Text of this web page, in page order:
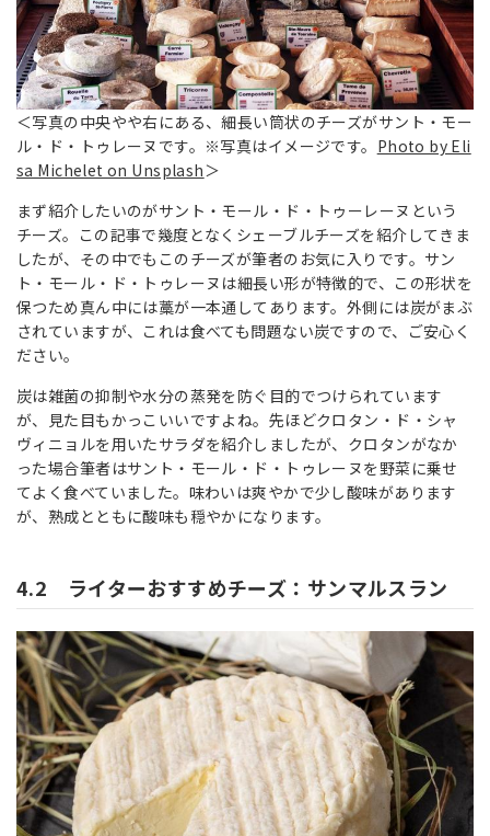
＜写真の中央やや右にある、細長い筒状のチーズがサント・モー
ル・ド・トゥレーヌです。※写真はイメージです。 Photo by Eli
sa Michelet on Unsplash ＞
まず紹介したいのがサント・モール・ド・トゥーレーヌという
チーズ。この記事で幾度となくシェーブルチーズを紹介してきま
したが、その中でもこのチーズが筆者のお気に入りです。サン
ト・モール・ド・トゥレーヌは細長い形が特徴的で、この形状を
保つため真ん中には藁が一本通してあります。外側には炭がまぶ
されていますが、これは食べても問題ない炭ですので、ご安心く
ださい。
炭は雑菌の抑制や水分の蒸発を防ぐ目的でつけられています
が、見た目もかっこいいですよね。先ほどクロタン・ド・シャ
ヴィニョルを用いたサラダを紹介しましたが、クロタンがなか
った場合筆者はサント・モール・ド・トゥレーヌを野菜に乗せ
てよく食べていました。味わいは爽やかで少し酸味があります
が、熟成とともに酸味も穏やかになります。
4.2 ライターおすすめチーズ：サンマルスラン